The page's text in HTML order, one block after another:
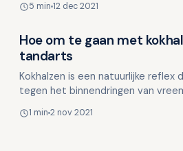
gezondheid. Er …
5 min 12 dec 2021
Stress en mondgezondheid
Hoe om te gaan met
tandarts
Kokhalzen is een natuurlijke reflex
tegen het binnendringen van
pri…
1 min 2 nov 2021